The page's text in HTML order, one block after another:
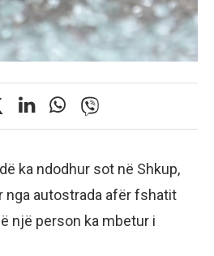
ka ndodhur sot në Shkup,
nga autostrada afër fshatit
një person ka mbetur i